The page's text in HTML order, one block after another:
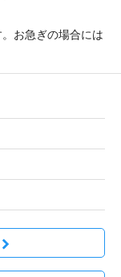
お急ぎの場合には